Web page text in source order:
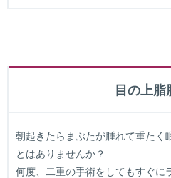
目の上脂
朝起きたらまぶたが腫れて重たく
とはありませんか？
何度、二重の手術をしてもすぐに